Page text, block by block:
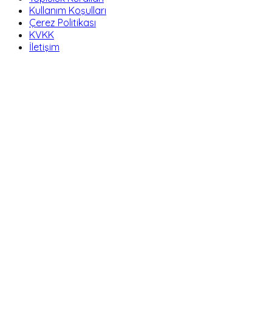
Kullanım Koşulları
Çerez Politikası
KVKK
İletişim